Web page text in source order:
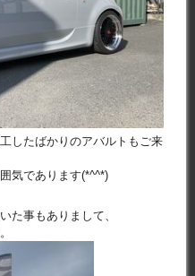
したばかりのアバルトもご来
気であります(*^^*)
た事もありまして、